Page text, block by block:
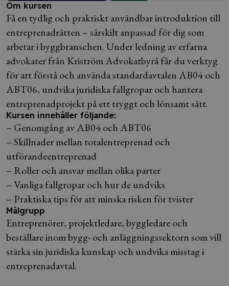
Om kursen
Få en tydlig och praktiskt användbar introduktion till
entreprenadrätten – särskilt anpassad för dig som
arbetar i byggbranschen. Under ledning av erfarna
advokater från Kriström Advokatbyrå får du verktyg
för att förstå och använda standardavtalen AB04 och
ABT06, undvika juridiska fallgropar och hantera
entreprenadprojekt på ett tryggt och lönsamt sätt.
Kursen innehåller följande:
– Genomgång av AB04 och ABT06
– Skillnader mellan totalentreprenad och
utförandeentreprenad
– Roller och ansvar mellan olika parter
– Vanliga fallgropar och hur de undviks
– Praktiska tips för att minska risken för tvister
Målgrupp
Entreprenörer, projektledare, byggledare och
beställare inom bygg- och anläggningssektorn som vill
stärka sin juridiska kunskap och undvika misstag i
entreprenadavtal.